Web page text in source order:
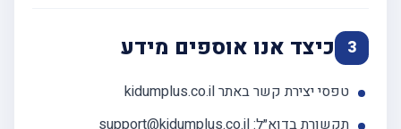
3 כיצד אנו אוספים מידע
טפסי יצירת קשר באתר kidumplus.co.il
תקשורת בדוא״ל: support@kidumplus.co.il